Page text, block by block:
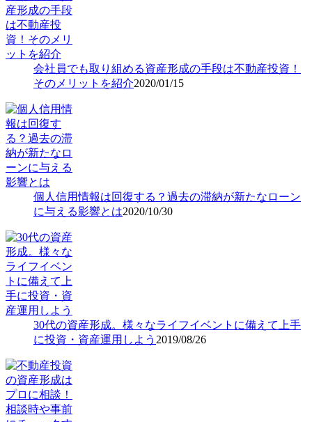
会社員でも取り組める資産形成の手段は不動産投資！
そのメリットを紹介2020/01/15
個人信用情報は回復する？過去の滞納が新たなローン
に与える影響とは2020/10/30
30代の資産形成。様々なライフイベントに備えて上手
に投資・資産運用しよう 2019/08/26